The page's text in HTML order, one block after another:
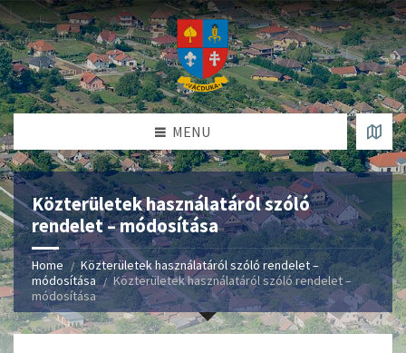
MENU
Közterületek használatáról szóló
rendelet – módosítása
Home
Közterületek használatáról szóló rendelet –
módosítása
Közterületek használatáról szóló rendelet –
módosítása